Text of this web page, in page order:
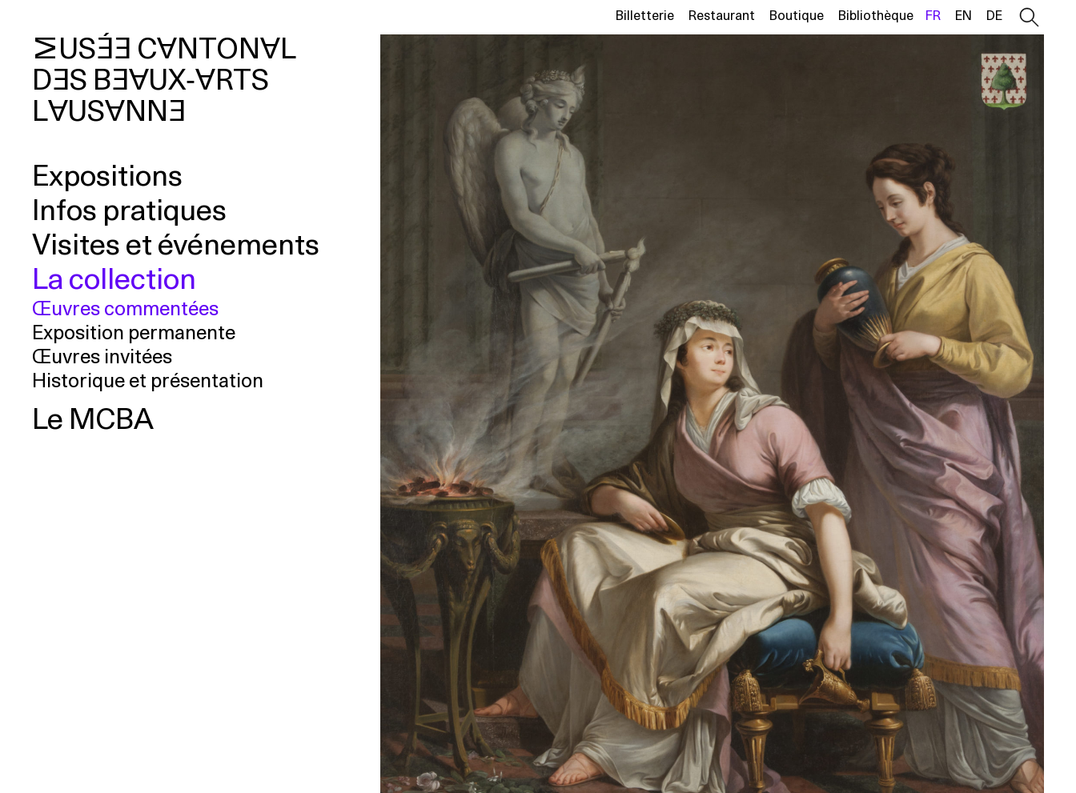
MUSÉE CANTONAL
DES BEAUX‑ARTS
LAUSANNE
Expositions
Infos pratiques
Visites et événements
La collection
Œuvres commentées
Exposition permanente
Œuvres invitées
Historique et présentation
Le MCBA
Billetterie Restaurant Boutique Bibliothèque FR EN DE